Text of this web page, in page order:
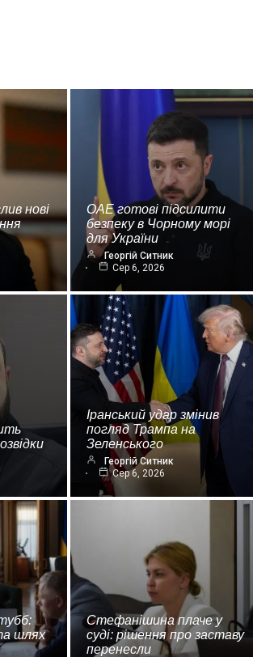
нові
ОАЕ готові підсилити
безпеку в Чорному морі
для України
Георгій Ситник
Сер 6, 2026
Іранський удар змінив
погляд Трампа на
Зеленського
Георгій Ситник
Сер 6, 2026
шлях
Стефанішина плаче у
суді: рішення про заставу
перенесли